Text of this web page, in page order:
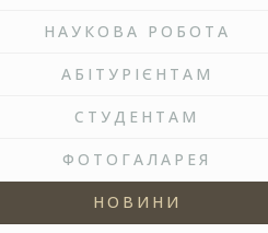
НАУКОВА РОБОТА
АБІТУРІЄНТАМ
СТУДЕНТАМ
ФОТОГАЛАРЕЯ
НОВИНИ